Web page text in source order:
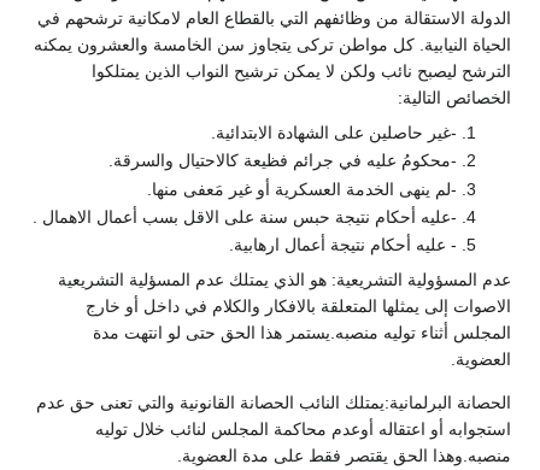
الدولة الاستقالة من وظائفهم التي بالقطاع العام لامكانية ترشحهم في
الحياة النيابية. كل مواطن تركى يتجاوز سن الخامسة والعشرون يمكنه
الترشح ليصبح نائب ولكن لا يمكن ترشيح النواب الذين يمتلكوا
الخصائص التالية:
-غير حاصلين على الشهادة الابتدائية.
-محكومُ عليه في جرائم فظيعة كالاحتيال والسرقة.
-لم ينهى الخدمة العسكرية أو غير مَعفى منها.
-عليه أحكام نتيجة حبس سنة على الاقل بسب أعمال الاهمال .
- عليه أحكام نتيجة أعمال ارهابية.
عدم المسؤولية التشريعية: هو الذي يمتلك عدم المسؤلية التشريعية
الاصوات إلى يمثلها المتعلقة بالافكار والكلام في داخل أو خارج
المجلس أثناء توليه منصبه.يستمر هذا الحق حتى لو انتهت مدة
العضوية.
الحصانة البرلمانية:يمتلك النائب الحصانة القانونية والتي تعنى حق عدم
استجوابه أو اعتقاله أوعدم محاكمة المجلس لنائب خلال توليه
منصبه.وهذا الحق يقتصر فقط على مدة العضوية.